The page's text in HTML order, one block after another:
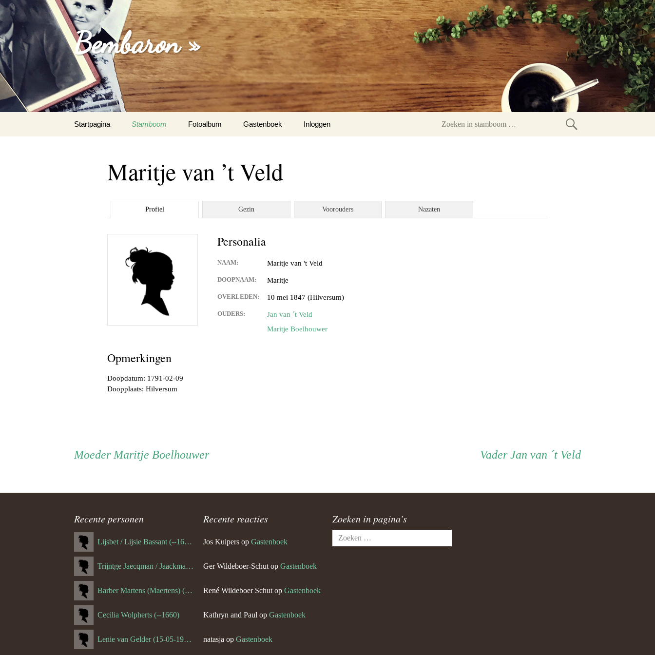
Bembaron »
naar
Startpagina Stamboom Fotoalbum Gastenboek
Inloggen
Zoeken
Maritje van ’t Veld
Profiel Gezin Voorouders Nazaten
Personalia
NAAM: Maritje van 't Veld
DOOPNAAM: Maritje
OVERLEDEN: 10 mei 1847 (Hilversum)
OUDERS:
Jan van ´t Veld
Maritje Boelhouwer
Opmerkingen
Doopdatum: 1791-02-09
Doopplaats: Hilversum
Persoon
ouder
navigatie
VaderVader
Jan van ´t Veld
Moeder Moeder
Maritje Boelhouwer
Recente personen
Lijsbet / Lijsie Bassant (--1687)
Trijntge Jaecqman / Jaackman (--1651)
Barber Martens (Maertens) (--1658)
Cecilia Wolpherts (--1660)
Lenie van Gelder (15-05-1970)
Recente reacties
Jos Kuipers op Gastenboek
Ger Wildeboer-Schut op Gastenboek
René Wildeboer Schut op Gastenboek
Kathryn and Paul op Gastenboek
natasja op Gastenboek
Zoeken in pagina’s
Zoeken
naar: